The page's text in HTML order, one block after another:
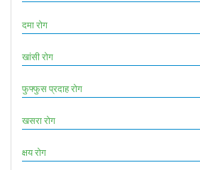
दमा रोग
खांसी रोग
फुफ्फुस प्रदाह रोग
खसरा रोग
क्षय रोग